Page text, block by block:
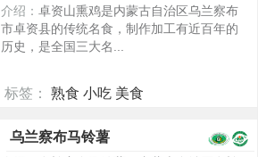
介绍： 卓资山熏鸡是内蒙古自治区乌兰察布
市卓资县的传统名食，制作加工有近百年的
历史，是全国三大名...
标签： 熟食 小吃 美食
乌兰察布马铃薯